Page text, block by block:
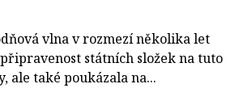
vlna v rozmezí několika let
státních složek na tuto
ale také poukázala na...